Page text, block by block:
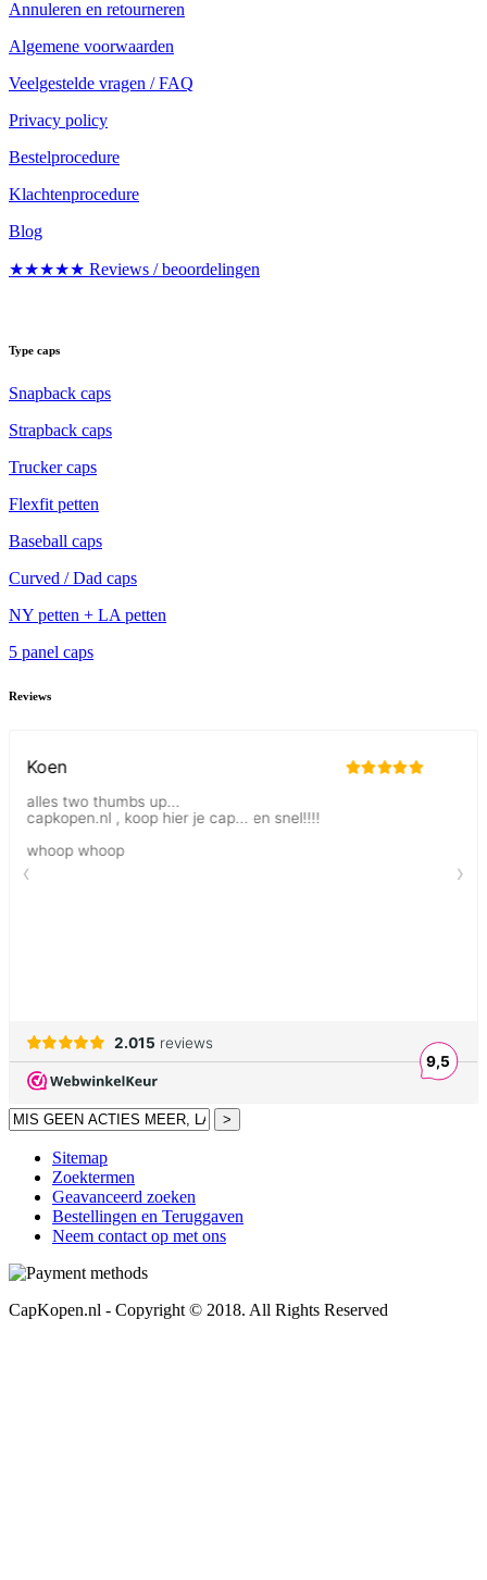
Annuleren en retourneren
Algemene voorwaarden
Veelgestelde vragen / FAQ
Privacy policy
Bestelprocedure
Klachtenprocedure
Blog
★★★★★ Reviews / beoordelingen
Type caps
Snapback caps
Strapback caps
Trucker caps
Flexfit petten
Baseball caps
Curved / Dad caps
NY petten + LA petten
5 panel caps
Reviews
>
Sitemap
Zoektermen
Geavanceerd zoeken
Bestellingen en Teruggaven
Neem contact op met ons
CapKopen.nl - Copyright © 2018. All Rights Reserved